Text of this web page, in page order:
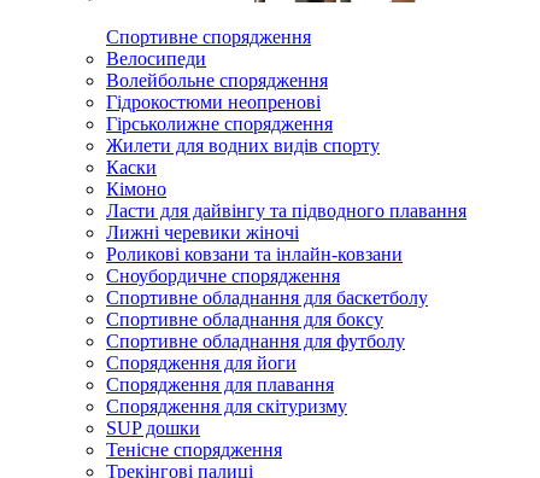
Спортивне спорядження
Велосипеди
Волейбольне спорядження
Гідрокостюми неопренові
Гірськолижне спорядження
Жилети для водних видів спорту
Каски
Кімоно
Ласти для дайвінгу та підводного плавання
Лижні черевики жіночі
Роликові ковзани та інлайн-ковзани
Сноубордичне спорядження
Спортивне обладнання для баскетболу
Спортивне обладнання для боксу
Спортивне обладнання для футболу
Спорядження для йоги
Спорядження для плавання
Спорядження для скітуризму
SUP дошки
Тенісне спорядження
Трекінгові палиці